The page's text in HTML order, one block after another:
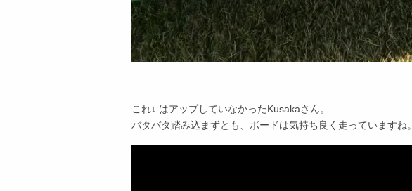
これ↓ はアップしていなかったKusakaさん。
バタバタ踏み込まずとも、ボードは気持ち良く走っていますね。